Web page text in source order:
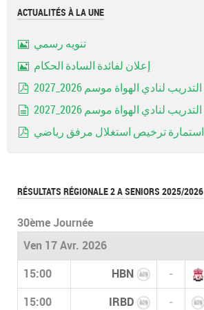
ACTUALITÉS À LA UNE
تنويه رسمي
إعلان لفائدة السادة الحكام
استمارة ترخيص استغلال مرفق رياضي
RÉSULTATS RÉGIONALE 2 A SENIORS 2025/2026
30ème Journée
Ven 17 Avr. 2026
15:00 HBN -
15:00 IRBD -